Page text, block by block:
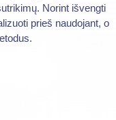
Norint išvengti
prieš naudojant, o